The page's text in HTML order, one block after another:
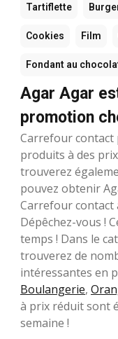
Tartiflette
Cookies Film
Fondant au
Agar Agar
promotion
Carrefour contact
produits à des
trouverez
pouvez obtenir
Carrefour contact
Dépêchez-vous !
temps ! Dans le
trouverez de
intéressantes en
Boulangerie,
à prix réduit sont
semaine !